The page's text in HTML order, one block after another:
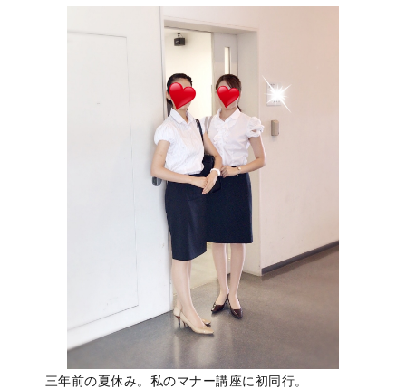
三年前の夏休み。私のマナー講座に初同行。